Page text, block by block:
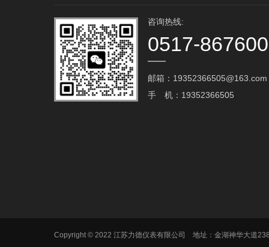
咨询热线:
0517-
邮箱：19352366505@163.com‬
手 机：19352366505
Copyright © 2022 江苏力德仪表有限公司 地址：金湖神华大道